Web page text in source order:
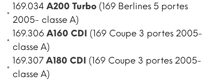
169.034 A200 Turbo (169 Berlines 5 portes
2005- classe A)
169.306 A160 CDI (169 Coupe 3 portes 2005-
classe A)
169.307 A180 CDI (169 Coupe 3 portes 2005-
classe A)